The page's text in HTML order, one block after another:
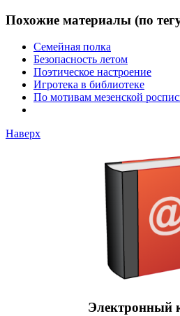
Похожие материалы (по
Семейная полка
Безопасность летом
Поэтическое настроение
Игротека в библиотеке
По мотивам мезенской
Наверх
Электронный